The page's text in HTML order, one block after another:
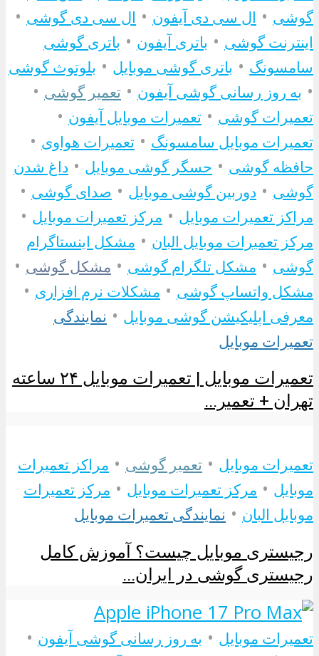
گوشی • ال سی دی آیفون • ال سی دی گوشی •
اینترنت گوشی • باتری آیفون • باتری گوشی
سامسونگ • باتری گوشی موبایل • بلوتوث گوشی
• به روز رسانی گوشی آیفون • تعمیر گوشی •
تعمیرات گوشی • تعمیرات موبایل آیفون •
تعمیرات موبایل سامسونگ • تعمیرات هواوی •
حافظه گوشی • حسگر گوشی موبایل • داغ شدن
گوشی • دوربین گوشی موبایل • صدای گوشی •
مراکز تعمیرات موبایل • مرکز تعمیرات موبایل •
مرکز تعمیرات موبایل البان • مشکل اینستاگرام
گوشی • مشکل تلگرام گوشی • مشکل گوشی •
مشکل واتساپ گوشی • مشکلات نرم افزاری •
معرفی اپلیکیشن گوشی موبایل • نمایندگی
تعمیرات موبایل
تعمیرات موبایل | تعمیرات موبایل ۲۴ ساعته
تهران + تعمیر...
تعمیرات موبایل • تعمیر گوشی • مراکز تعمیرات
موبایل • مرکز تعمیرات موبایل • مرکز تعمیرات
موبایل البان • نمایندگی تعمیرات موبایل
رجیستری موبایل چیست؟ آموزش کامل
رجیستری گوشی در ایران...
تعمیرات موبایل • به روز رسانی گوشی آیفون •